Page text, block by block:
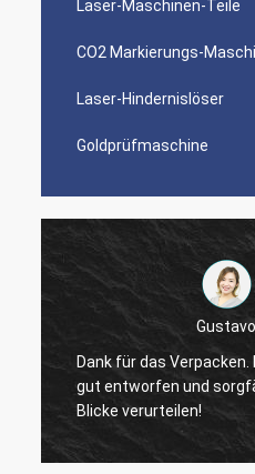
Laser-Maschinen-Teile
CO2 Markierungs-
Laser-Hindernislöser
Goldprüfmaschine
Sieger
Danke, Zoe. Ich
mich zitierte um 5
Lasersender. Es gab
aber ich wähle Sie am
Firma besonders der